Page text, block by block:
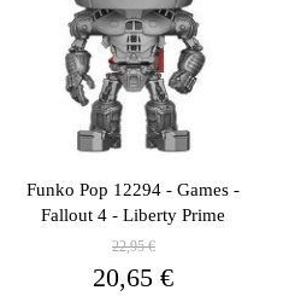
Funko Pop 12294 - Games -
Fallout 4 - Liberty Prime
22,95 €
20,65 €